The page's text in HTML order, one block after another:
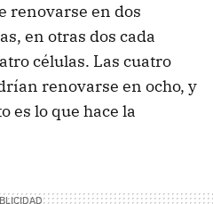
renovarse en dos
en otras dos cada
células. Las cuatro
renovarse en ocho, y
es lo que hace la